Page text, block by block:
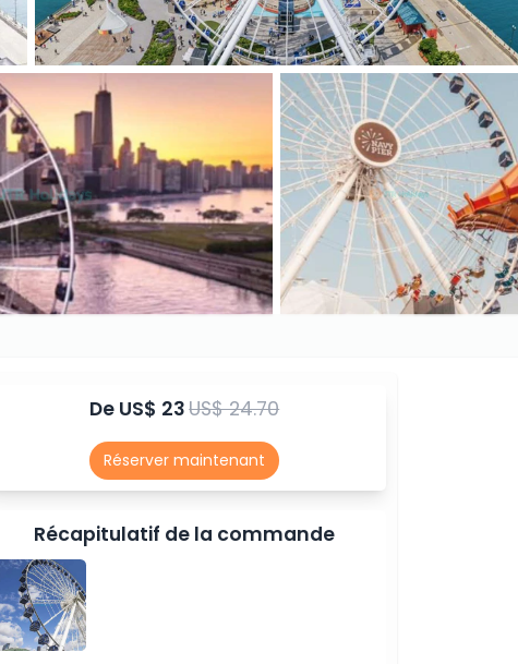
De US$ 23US$ 24.70
Réserver maintenant
Récapitulatif de la commande